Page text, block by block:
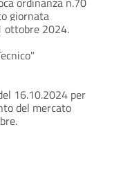
giornata
ottobre 2024.
16.10.2024 per
del mercato